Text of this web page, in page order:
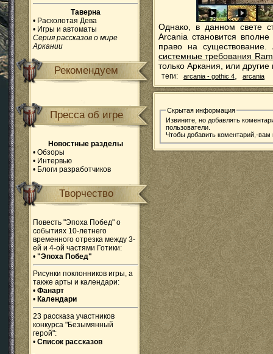
Таверна
• Расколотая Дева
• Игры и автоматы
Серия рассказов о мире
Аркании
Рекомендуем
Пресса об игре
Новостные разделы
• Обзоры
• Интервью
• Блоги разработчиков
Творчество
Повесть "Эпоха Побед" о
событиях 10-летнего
временного отрезка между 3-
ей и 4-ой частями Готики:
• "Эпоха Побед"
Рисунки поклонников игры, а
также арты и календари:
• Фанарт
• Календари
23 рассказа участников
конкурса "Безымянный
герой":
• Список рассказов
Однако, в данном свете
Arcania становится
право на
системные требования
только Аркания, или
теги: arcania - gothic 4 arcania
Скрытая информация
Извините, но добавлять
пользователи.
Чтобы добавить коментарий,-